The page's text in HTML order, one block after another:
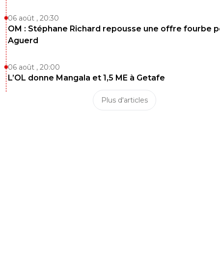
06 août , 20:30
OM : Stéphane Richard repousse une offre fourbe
Aguerd
06 août , 20:00
L’OL donne Mangala et 1,5 ME à Getafe
Plus d'articles